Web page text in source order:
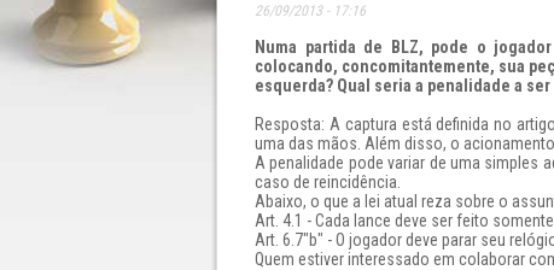
26/09/2013 - 17:16
Numa partida de BLZ, pode o
colocando, concomitantemente, sua
esquerda? Qual seria a penalidade a
Resposta: A captura está definida no
uma das mãos. Além disso, o
A penalidade pode variar de uma simples
caso de reincidência.
Abaixo, o que a lei atual reza sobre o
Art. 4.1 - Cada lance deve ser feito
Art. 6.7"b" - O jogador deve parar seu
Quem estiver interessado em colaborar